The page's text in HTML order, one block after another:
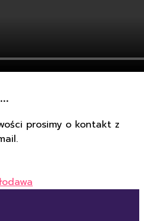
prosimy o kontakt z